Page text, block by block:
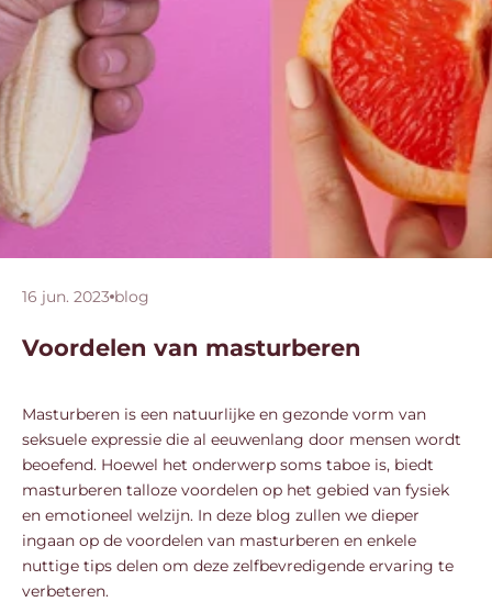
16 jun. 2023 blog
Voordelen van masturberen
Masturberen is een natuurlijke en gezonde vorm van
seksuele expressie die al eeuwenlang door mensen wordt
beoefend. Hoewel het onderwerp soms taboe is, biedt
masturberen talloze voordelen op het gebied van fysiek
en emotioneel welzijn. In deze blog zullen we dieper
ingaan op de voordelen van masturberen en enkele
nuttige tips delen om deze zelfbevredigende ervaring te
verbeteren.